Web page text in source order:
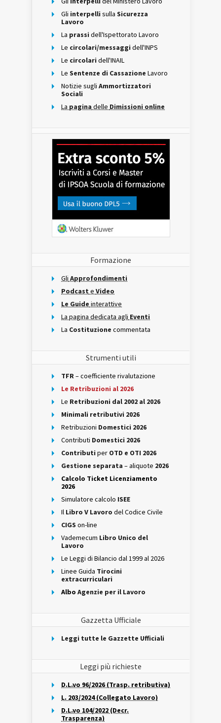
Gli interpelli sulla Sicurezza
Lavoro
La prassi dell'Ispettorato Lavoro
Le circolari/messaggi dell'INPS
Le circolari dell'INAIL
Le Sentenze di Cassazione Lavoro
Notizie sugli Ammortizzatori
Sociali
La pagina delle Dimissioni online
Formazione
Gli Approfondimenti
Podcast e Video
Le Guide interattive
La pagina dedicata agli Eventi
La Costituzione commentata
Strumenti utili
TFR– coefficiente rivalutazione
Le Retribuzioni al 2026
Le Retribuzioni dal 2002 al 2026
Minimali retributivi 2026
Retribuzioni Domestici 2026
Contributi Domestici 2026
Contributi per OTD e OTI 2026
Gestione separata – aliquote 2026
Calcolo Ticket Licenziamento
2026
Simulatore calcolo ISEE
Il Libro V Lavoro del Codice Civile
CIGS on-line
Vademecum Libro Unico del
Lavoro
Le Leggi di Bilancio dal 1999 al 2026
Linee Guida Tirocini
extracurriculari
Albo Agenzie per il Lavoro
Gazzetta Ufficiale
Leggi tutte le Gazzette Ufficiali
Leggi più richieste
D.L.vo 96/2026 (Trasp. retributiva)
L. 203/2024 (Collegato Lavoro)
D.L.vo 104/2022 (Decr.
Trasparenza)